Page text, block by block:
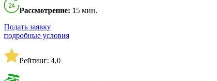
Рассмотрение: 15 мин.
Подать заявку
подробные условия
Рейтинг: 4,0